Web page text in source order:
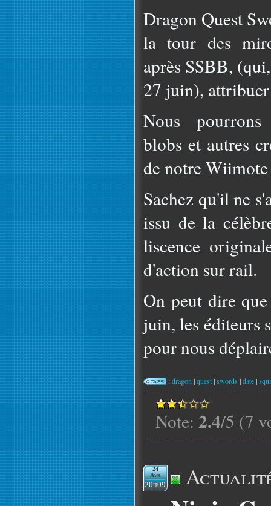
Dragon Quest
la tour des
après SSBB,
27 juin),
Nous pourrons
blobs et autres
de notre
Sachez qu'il ne
issu de la
liscence
d'action sur rail.
On peut dire
juin, les éditeurs
pour nous
:dragon |quest|swords |date|
Note: 2.4/5 (7
24
Avr
20h09